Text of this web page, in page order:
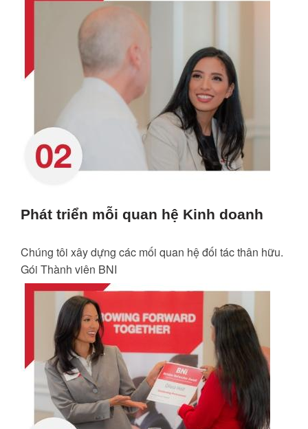
Phát triển mỗi quan hệ Kinh doanh
Chúng tôi xây dựng các mối quan hệ đối tác thân hữu.
Gói Thành viên BNI